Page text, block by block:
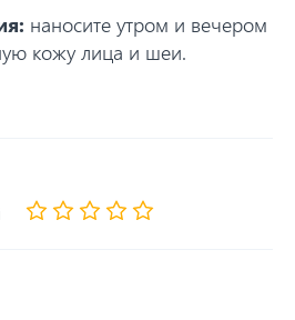
наносите утром и вечером
кожу лица и шеи.